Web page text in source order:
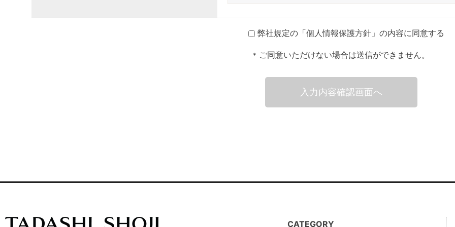
弊社規定の「個人情報保護方針 」の内容に同意する
* ご同意いただけない場合は送信ができません。
CATEGORY